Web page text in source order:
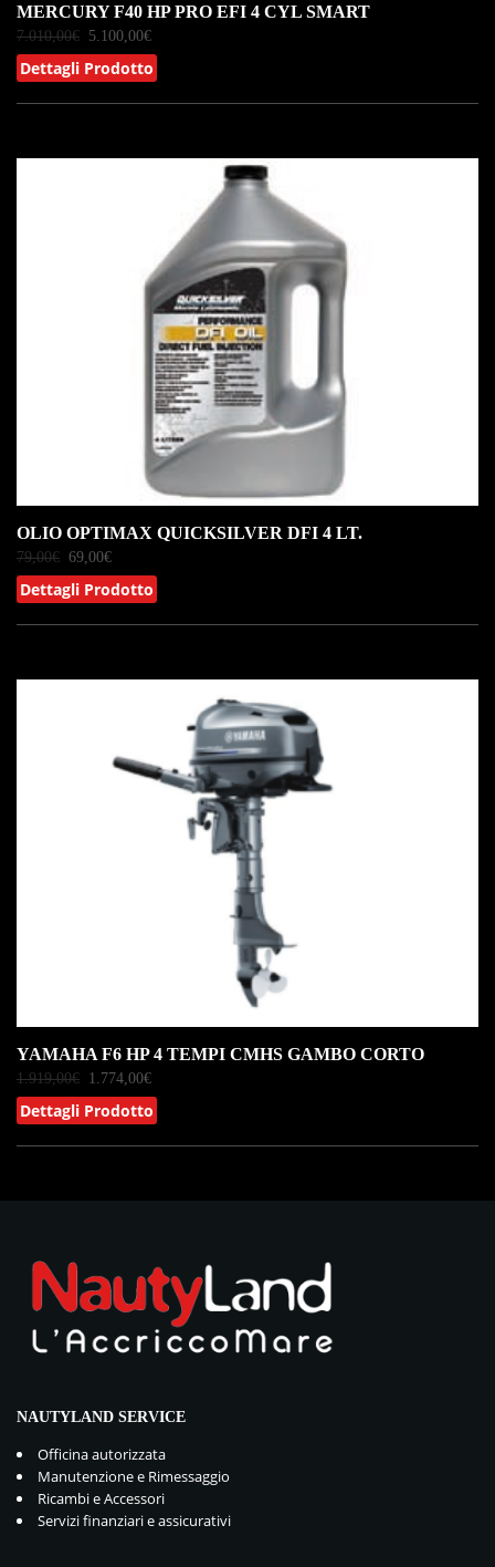
MERCURY F40 HP PRO EFI 4 CYL SMART
7.010,00€ 5.100,00€
Dettagli Prodotto
OLIO OPTIMAX QUICKSILVER DFI 4 LT.
79,00€ 69,00€
Dettagli Prodotto
YAMAHA F6 HP 4 TEMPI CMHS GAMBO CORTO
1.919,00€ 1.774,00€
Dettagli Prodotto
NAUTYLAND SERVICE
Officina autorizzata
Manutenzione e Rimessaggio
Ricambi e Accessori
Servizi finanziari e assicurativi